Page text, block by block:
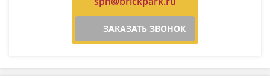
ЗАКАЗАТЬ ЗВОНОК